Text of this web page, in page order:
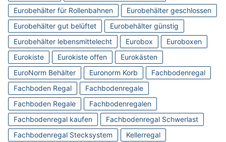
Eurobehälter für Rollenbahnen
Eurobehälter geschlossen
Eurobehälter gut belüftet
Eurobehälter günstig
Eurobehälter lebensmittelecht
Eurobox
Euroboxen
Eurokiste
Eurokiste offen
Eurokästen
EuroNorm Behälter
Euronorm Korb
Fachbodenregal
Fachboden Regal
Fachbodenregale
Fachboden Regale
Fachbodenregalen
Fachbodenregal kaufen
Fachbodenregal Schwerlast
Fachbodenregal Stecksystem
Kellerregal